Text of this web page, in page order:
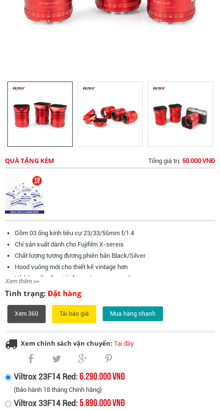
QUÀ TẶNG KÈM Tổng giá trị: 50.000 VNĐ
Gồm 03 ống kính tiêu cự 23/33/56mm f/1.4
Chỉ sản xuất dành cho Fujifilm X-sereis
Chất lượng tương đương phiên bản Black/Silver
Hood vuông mới cho thiết kế vintage hơn
Vỏ hộp mầu đen, túi đựng và user manual
Xem thêm >>
Tình trạng: Đặt hàng
Xem 360 Mua hàng nhanh
Xem chính sách vận chuyển: Tại đây
Viltrox 23F14 Red: 6.290.000 VNĐ
(Bảo hành 18 tháng Chính hãng)
Viltrox 33F14 Red: 5.890.000 VNĐ